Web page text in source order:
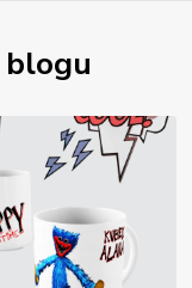
blogu